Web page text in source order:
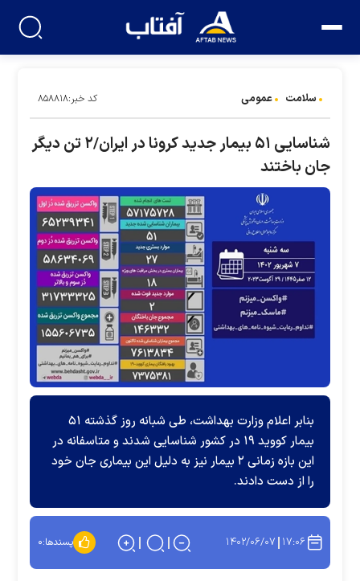
سلامت عمومی کد خبر:۸۵۸۸۱۸
شناسایی ۵۱ بیمار جدید کرونا در ایران/۲ تن دیگر
جان باختند
بنابر اعلام وزارت بهداشت، طی شبانه روز گذشته ۵۱
بیمار کووید ۱۹ در کشور شناسایی شدند و متاسفانه در
این بازه زمانی ۲ بیمار نیز به دلیل این بیماری جان خود
را از دست دادند.
۱۷:۰۶ ۱۴۰۲/۰۶/۰۷ پسندها:۰